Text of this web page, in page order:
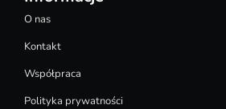
O nas
Kontakt
Współpraca
Polityka prywatności